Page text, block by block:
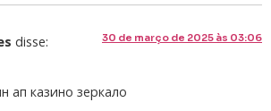
disse: 30 de março de 2025 às 03:06
ап казино зеркало